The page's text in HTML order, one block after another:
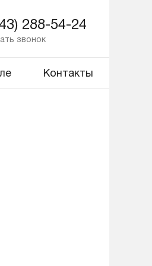
288-54-24
звонок
Контакты